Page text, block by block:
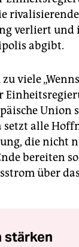
verliert und
abgibt.
viele
Union
setzt alle
die nicht
bereiten
über
stärken